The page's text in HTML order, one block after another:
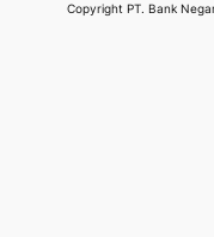
Copyright PT. Bank